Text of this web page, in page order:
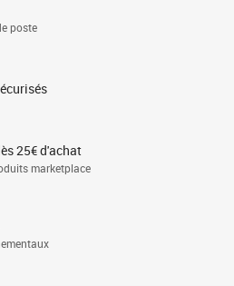
poste
25€ d'achat
marketplace